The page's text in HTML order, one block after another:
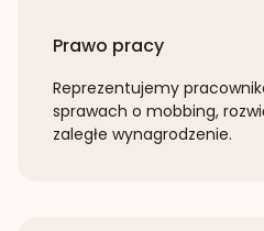
Prawo pracy
Reprezentujemy
sprawach o mobbing,
zaległe wynagrodzenie.